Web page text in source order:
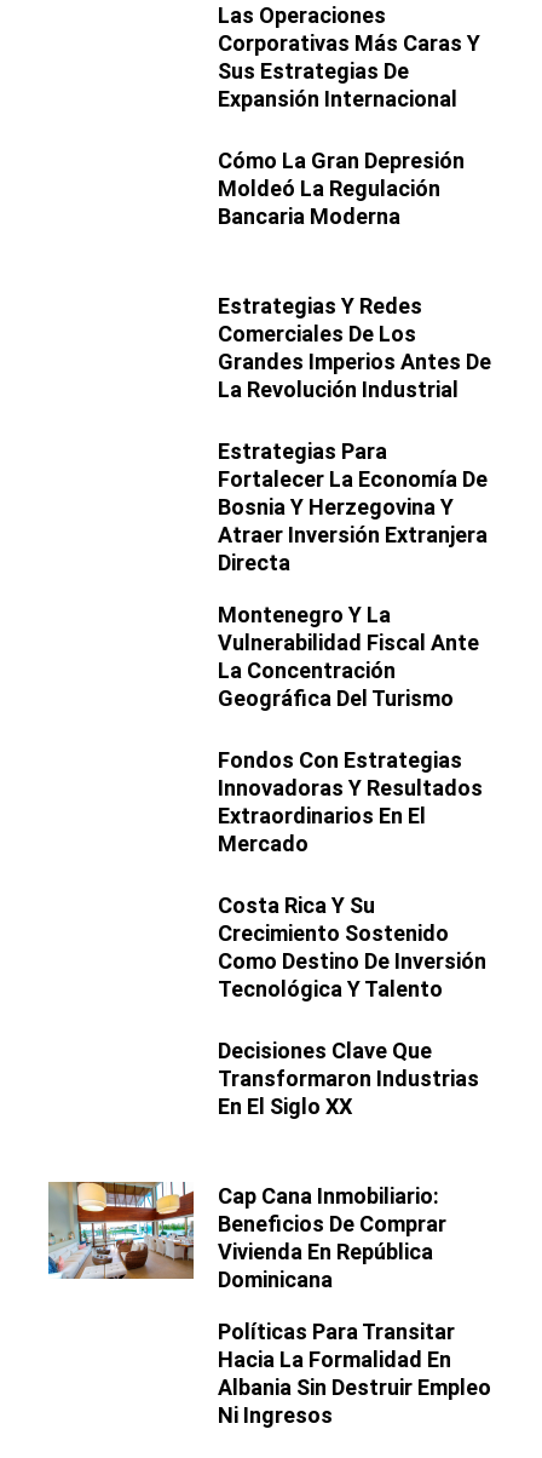
Las Operaciones
Corporativas Más Caras Y
Sus Estrategias De
Expansión Internacional
Cómo La Gran Depresión
Moldeó La Regulación
Bancaria Moderna
Estrategias Y Redes
Comerciales De Los
Grandes Imperios Antes De
La Revolución Industrial
Estrategias Para
Fortalecer La Economía De
Bosnia Y Herzegovina Y
Atraer Inversión Extranjera
Directa
Montenegro Y La
Vulnerabilidad Fiscal Ante
La Concentración
Geográfica Del Turismo
Fondos Con Estrategias
Innovadoras Y Resultados
Extraordinarios En El
Mercado
Costa Rica Y Su
Crecimiento Sostenido
Como Destino De Inversión
Tecnológica Y Talento
Decisiones Clave Que
Transformaron Industrias
En El Siglo XX
Cap Cana Inmobiliario:
Beneficios De Comprar
Vivienda En República
Dominicana
Políticas Para Transitar
Hacia La Formalidad En
Albania Sin Destruir Empleo
Ni Ingresos